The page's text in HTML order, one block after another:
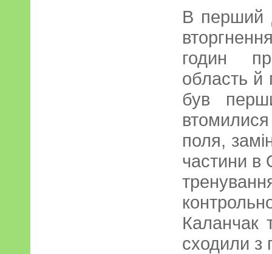
В перший
годин
область й
був
поля,
частини в
Каланчак
сходили з